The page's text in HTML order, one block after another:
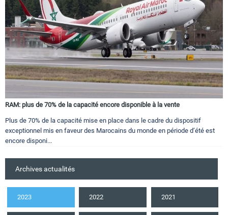
RAM: plus de 70% de la capacité encore disponible à la vente
Plus de 70% de la capacité mise en place dans le cadre du dispositif
exceptionnel mis en faveur des Marocains du monde en période d’été est
encore disponi...
Archives actualités
2023 2022 2021